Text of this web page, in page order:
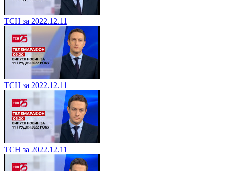
ТСН за 2022.12.11
ТСН за 2022.12.11
ТСН за 2022.12.11